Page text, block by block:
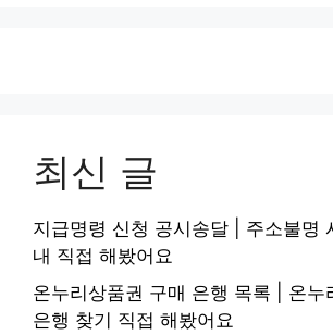
최신 글
지급명령 신청 공시송달 | 주소불명
내 직접 해봤어요
온누리상품권 구매 은행 목록 | 온누
은행 찾기 직접 해봤어요